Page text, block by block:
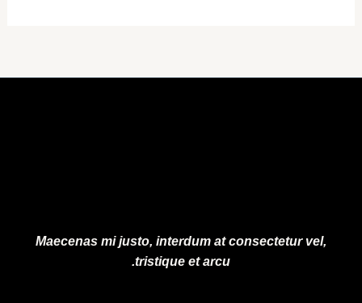
Maecenas mi justo, interdum at consectetur vel,
tristique et arcu.